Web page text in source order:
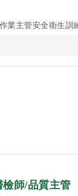
業主管安全衛生訓
師/品質主管